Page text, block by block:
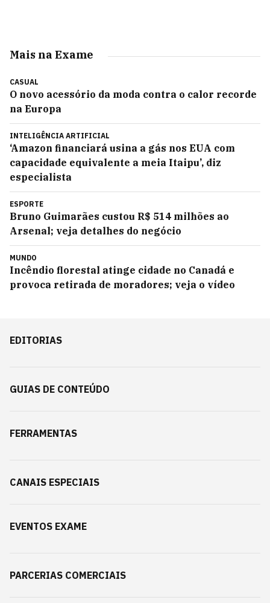
Mais na Exame
CASUAL
O novo acessório da moda contra o calor recorde
na Europa
INTELIGÊNCIA ARTIFICIAL
‘Amazon financiará usina a gás nos EUA com
capacidade equivalente a meia Itaipu’, diz
especialista
ESPORTE
Bruno Guimarães custou R$ 514 milhões ao
Arsenal; veja detalhes do negócio
MUNDO
Incêndio florestal atinge cidade no Canadá e
provoca retirada de moradores; veja o vídeo
EDITORIAS
GUIAS DE CONTEÚDO
FERRAMENTAS
CANAIS ESPECIAIS
EVENTOS EXAME
PARCERIAS COMERCIAIS